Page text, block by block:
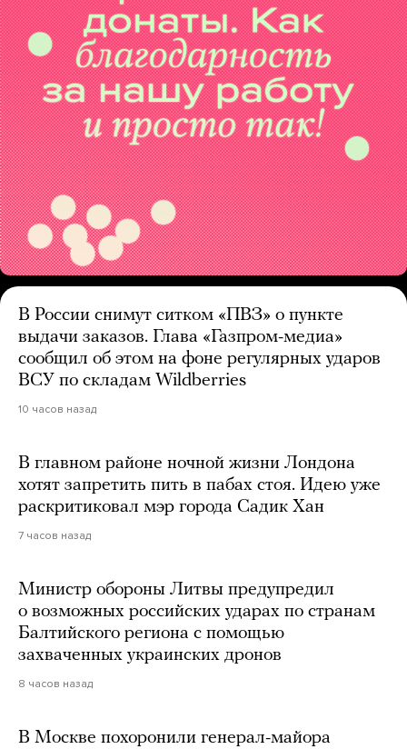
В России снимут ситком «ПВЗ» о пункте
выдачи заказов. Глава «Газпром-медиа»
сообщил об этом на фоне регулярных ударов
ВСУ по складам Wildberries
10 часов назад
В главном районе ночной жизни Лондона
хотят запретить пить в пабах стоя. Идею уже
раскритиковал мэр города Садик Хан
7 часов назад
Министр обороны Литвы предупредил
о возможных российских ударах по странам
Балтийского региона с помощью
захваченных украинских дронов
8 часов назад
В Москве похоронили генерал-майора